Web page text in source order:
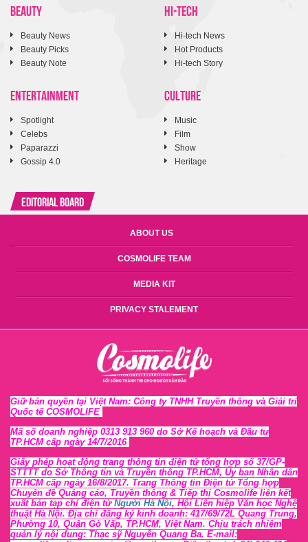
BEAUTY
Beauty News
Beauty Picks
Beauty Note
HI-TECH
Hi-tech News
Hot Products
Hi-tech Story
ENTERTAINMENT
Spotlight
Celebs
Paparazzi
Gossip 4.0
CULTURE
Music
Film
Show
Heritage
Editorial Board
ABOUT US
COSMOLIFE TEAM
MEDIA KIT
PRIVACY STALEMENT
Giữ bản quyền tại Việt Nam: Công ty TNHH Truyền thông và Giải trí
Quốc tế COSMOLIFE
Mã số doanh nghiệp 0313 913 960 do Sở Kế hoạch và Đầu tư
TP.HCM cấp ngày 14/7/2016
Giấy phép hoạt động trang thông tin điện tử tổng hợp số 37/GP-
STTTT do Sở Thông tin và Truyền thông TP.HCM, Ủy ban Nhân dân
TP.HCM cấp ngày 16/8/2017. Trang Thông tin Điện tử Tổng hợp
Chuyên đề Quảng cáo, Truyền thông & Tiếp thị Cosmolife liên kết
xuất bản tạp chí điện tử Người Hà Nội, Hội Liên hiệp Văn học Nghệ
thuật Hà Nội. Địa chỉ đăng ký kinh doanh: 417/69/72L Quang Trung,
Phường 10, Quận Gò Vấp, TP.HCM, Việt Nam. Chịu trách nhiệm
quản lý nội dung: Thạc sỹ Nguyễn Quang Ba. E-mail: